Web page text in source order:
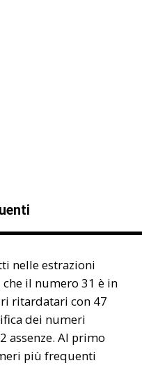
nelle estrazioni
il numero 31 è in
ritardatari con 47
dei numeri
assenze. Al primo
più frequenti